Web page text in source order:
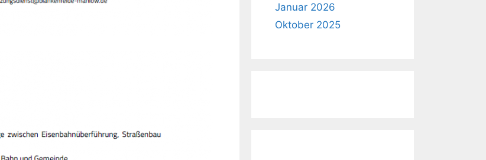
Januar 2026
Oktober 2025